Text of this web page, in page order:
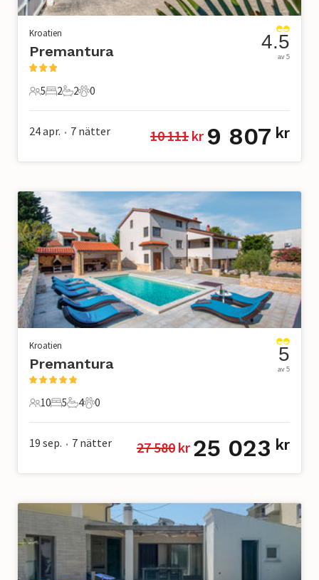
Kroatien
Premantura
5 Gäster
5
2 Sovrum
2
2 Badrum
2
0 Husdjur
0
4.5
av 5
24 apr. • 7 nätter 10 111 kr 9 807 kr
Kroatien
Premantura
10 Gäster
10
5 Sovrum
5
4 Badrum
4
0 Husdjur
0
5
av 5
19 sep. • 7 nätter 27 580 kr 25 023 kr